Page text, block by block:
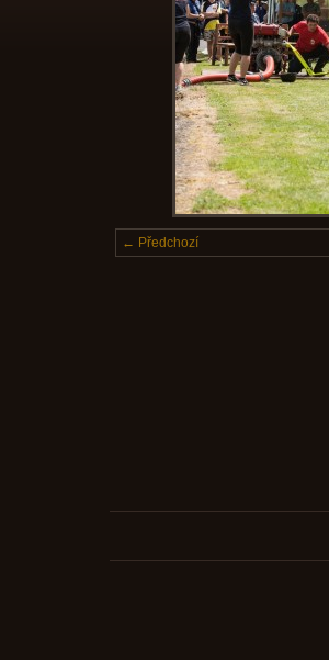
← Předchozí